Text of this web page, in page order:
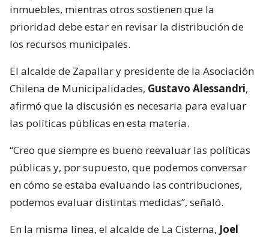
inmuebles, mientras otros sostienen que la
prioridad debe estar en revisar la distribución de
los recursos municipales.
El alcalde de Zapallar y presidente de la Asociación
Chilena de Municipalidades, Gustavo Alessandri,
afirmó que la discusión es necesaria para evaluar
las políticas públicas en esta materia.
“Creo que siempre es bueno reevaluar las políticas
públicas y, por supuesto, que podemos conversar
en cómo se estaba evaluando las contribuciones,
podemos evaluar distintas medidas”, señaló.
En la misma línea, el alcalde de La Cisterna, Joel